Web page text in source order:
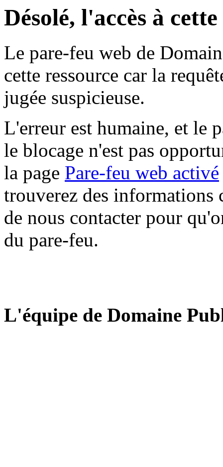
Désolé, l'accès à
Le pare-feu web de
cette ressource car la
jugée suspicieuse.
L'erreur est humaine, et le
le blocage n'est pas
la page Pare-feu web activé
trouverez des informations
de nous contacter pour
du pare-feu.
L'équipe de Domaine